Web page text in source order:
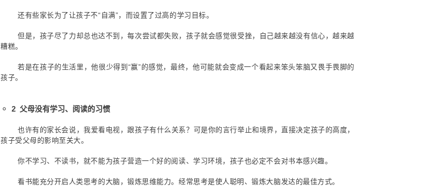
还有些家长为了让孩子不“自满”，而设置了过高的学习目标。
但是，孩子尽了力却总也达不到，每次尝试都失败，孩子就会感觉很受挫，自己越来越没有信心，越来越
糟糕。
若是在孩子的生活里，他很少得到“赢”的感觉，最终，他可能就会变成一个看起来笨头笨脑又畏手畏脚的
孩子。
2 父母没有学习、阅读的习惯
也许有的家长会说，我爱看电视，跟孩子有什么关系？可是你的言行举止和境界，直接决定孩子的高度，
孩子受父母的影响至关大。
你不学习、不读书，就不能为孩子营造一个好的阅读、学习环境，孩子也必定不会对书本感兴趣。
看书能充分开启人类思考的大脑，锻炼思维能力。 经常思考是使人聪明、锻炼大脑发达的最佳方式。